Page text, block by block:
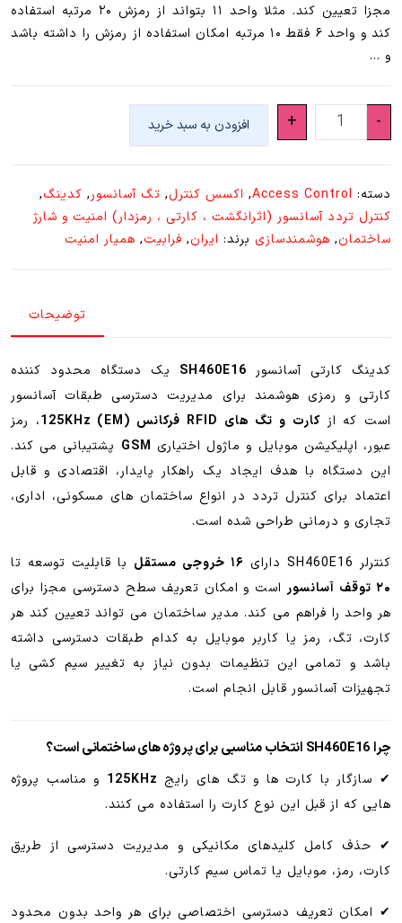
مجزا تعیین کند. مثلا واحد ۱۱ بتواند از رمزش ۲۰ مرتبه استفاده
کند و واحد ۶ فقط ۱۰ مرتبه امکان استفاده از رمزش را داشته باشد
و …
-
اکسس
کنترل
کنترل
اختصاصی
تگ
عدد
+ افزودن به سبد خرید
دسته: Access Control
, اکسس کنترل, تگ آسانسور, کدینگ,
کنترل تردد آسانسور (اثرانگشت ، کارتی ، رمزدار) امنیت و شارژ
ساختمان, هوشمندسازی برند: ایران, فرابیت, همیار امنیت
توضیحات
کدینگ کارتی آسانسور SH460E16 یک دستگاه محدود کننده
کارتی و رمزی هوشمند برای مدیریت دسترسی طبقات آسانسور
است که ازکارت و تگ های RFID فرکانس 125KHz (EM)
، رمز
عبور، اپلیکیشن موبایل و ماژول اختیاری GSM پشتیبانی می کند.
این دستگاه با هدف ایجاد یک راهکار پایدار، اقتصادی و قابل
اعتماد برای کنترل تردد در انواع ساختمان های مسکونی، اداری،
تجاری و درمانی طراحی شده است.
کنترلر SH460E16 دارای ۱۶ خروجی مستقل
با قابلیت توسعه تا
۲۰ توقف آسانسور
است و امکان تعریف سطح دسترسی مجزا برای
هر واحد را فراهم می کند. مدیر ساختمان می تواند تعیین کند هر
کارت، تگ، رمز یا کاربر موبایل به کدام طبقات دسترسی داشته
باشد و تمامی این تنظیمات بدون نیاز به تغییر سیم کشی یا
تجهیزات آسانسور قابل انجام است.
چرا SH460E16 انتخاب مناسبی برای پروژه های ساختمانی است؟
✔ سازگار با کارت ها و تگ های رایج 125KHz و مناسب پروژه
هایی که از قبل این نوع کارت را استفاده می کنند.
✔ حذف کامل کلیدهای مکانیکی و مدیریت دسترسی از طریق
کارت، رمز، موبایل یا تماس سیم کارتی.
✔ امکان تعریف دسترسی اختصاصی برای هر واحد بدون محدود